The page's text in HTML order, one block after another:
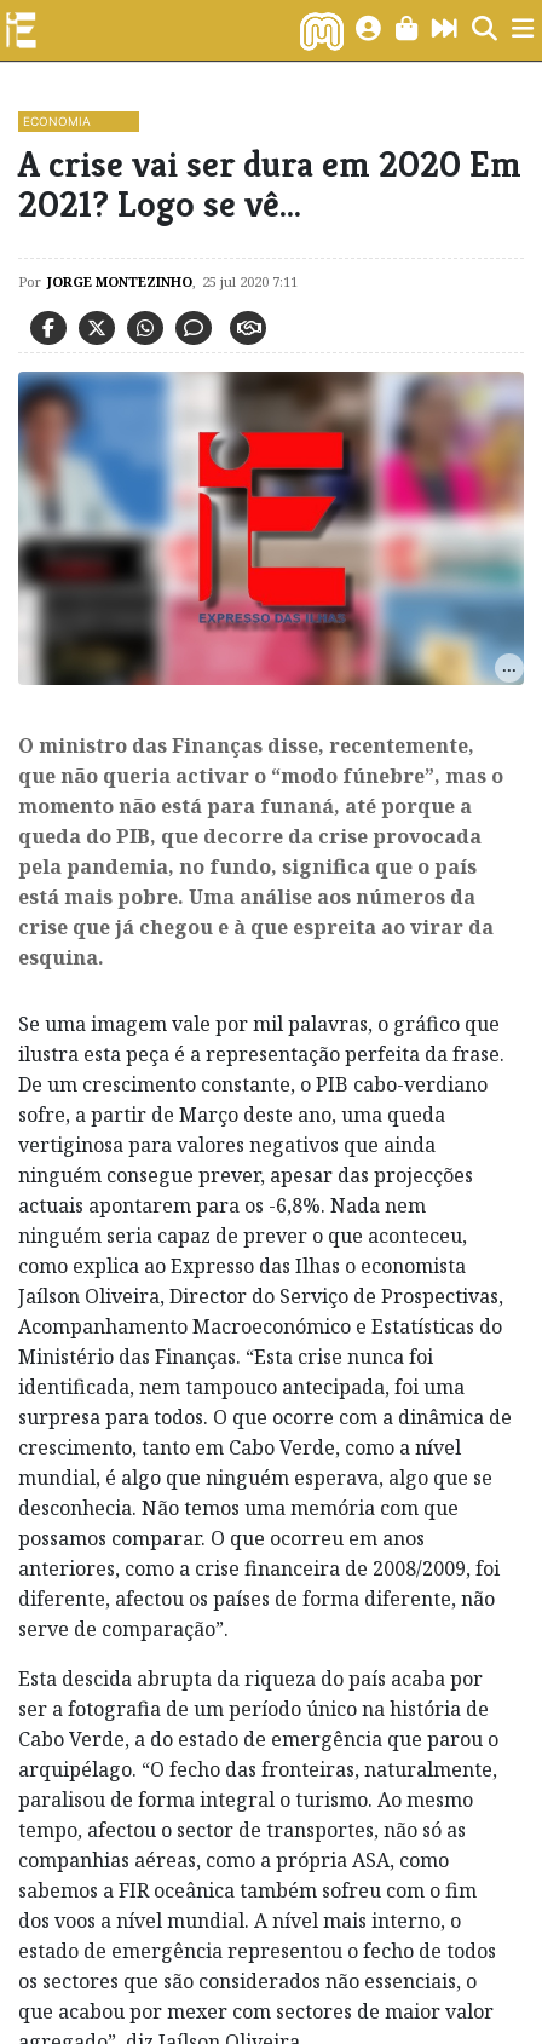
ECONOMIA
A crise vai ser dura em 2020 Em
2021? Logo se vê…
Por JORGE MONTEZINHO, 25 jul 2020 7:11
O ministro das Finanças disse, recentemente,
que não queria activar o “modo fúnebre”, mas o
momento não está para funaná, até porque a
queda do PIB, que decorre da crise provocada
pela pandemia, no fundo, significa que o país
está mais pobre. Uma análise aos números da
crise que já chegou e à que espreita ao virar da
esquina.
Se uma imagem vale por mil palavras, o gráfico que
ilustra esta peça é a representação perfeita da frase.
De um crescimento constante, o PIB cabo-verdiano
sofre, a partir de Março deste ano, uma queda
vertiginosa para valores negativos que ainda
ninguém consegue prever, apesar das projecções
actuais apontarem para os -6,8%. Nada nem
ninguém seria capaz de prever o que aconteceu,
como explica ao Expresso das Ilhas o economista
Jaílson Oliveira, Director do Serviço de Prospectivas,
Acompanhamento Macro­económico e Estatísticas do
Ministério das Finanças. “Esta crise nunca foi
identificada, nem tampouco antecipada, foi uma
surpresa para todos. O que ocorre com a dinâmica de
crescimento, tanto em Cabo Verde, como a nível
mundial, é algo que ninguém esperava, algo que se
desconhecia. Não temos uma memória com que
possamos comparar. O que ocorreu em anos
anteriores, como a crise financeira de 2008/2009, foi
diferente, afectou os países de forma diferente, não
serve de comparação”.
Esta descida abrupta da riqueza do país acaba por
ser a fotografia de um período único na história de
Cabo Verde, a do estado de emergência que parou o
arquipélago. “O fecho das fronteiras, naturalmente,
paralisou de forma integral o turismo. Ao mesmo
tempo, afectou o sector de transportes, não só as
companhias aéreas, como a própria ASA, como
sabemos a FIR oceânica também sofreu com o fim
dos voos a nível mundial. A nível mais interno, o
estado de emergência representou o fecho de todos
os sectores que são considerados não essenciais, o
que acabou por mexer com sectores de maior valor